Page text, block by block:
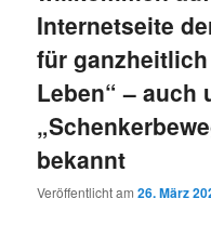
Internetseite
für
Leben“ – auch
bekannt
Veröffentlicht am26. März